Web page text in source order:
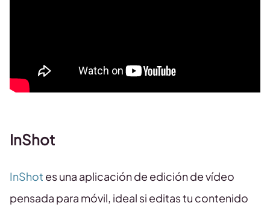
InShot
InShot es una aplicación de edición de vídeo
pensada para móvil, ideal si editas tu contenido